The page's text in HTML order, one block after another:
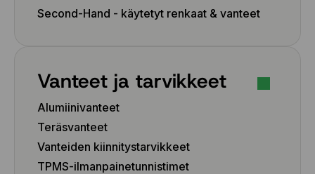
Second-Hand - käytetyt renkaat & vanteet
Vanteet ja tarvikkeet
Alumiinivanteet
Teräsvanteet
Vanteiden kiinnitystarvikkeet
TPMS-ilmanpainetunnistimet